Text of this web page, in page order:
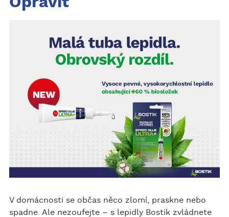
V domácnosti se občas něco zlomí, praskne nebo
spadne. Ale nezoufejte – s lepidly Bostik zvládnete